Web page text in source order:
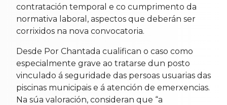
contratación temporal e co cumprimento da
normativa laboral, aspectos que deberán ser
corrixidos na nova convocatoria.
Desde Por Chantada cualifican o caso como
especialmente grave ao tratarse dun posto
vinculado á seguridade das persoas usuarias das
piscinas municipais e á atención de emerxencias.
Na súa valoración, consideran que “a